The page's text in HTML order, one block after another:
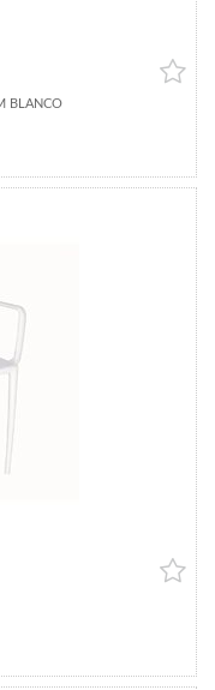
BLANCO